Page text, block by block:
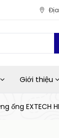
Giới thiệu
ống EXTECH